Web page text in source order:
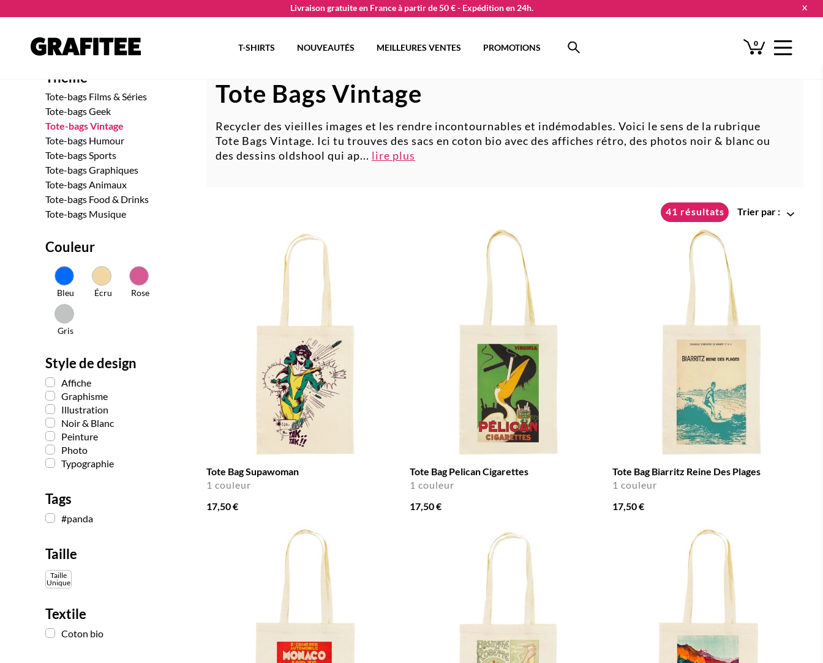
Livraison gratuite en France à partir de 50 € - Expédition en 24h. X
0
T-SHIRTS NOUVEAUTÉS MEILLEURES VENTES PROMOTIONS
Tote Bags Vintage
Recycler des vieilles images et les rendre incontournables et indémodables. Voici le sens de la rubrique
Tote Bags Vintage. Ici tu trouves des sacs en coton bio avec des affiches rétro, des photos noir & blanc ou
des dessins oldshool qui ap... lire plus
Trier par :
41 résultats
Thème
Tote-bags Films & Séries
Tote-bags Geek
Tote-bags Vintage
Tote-bags Humour
Tote-bags Sports
Tote-bags Graphiques
Tote-bags Animaux
Tote-bags Food & Drinks
Tote-bags Musique
Couleur
Bleu Écru Rose
Gris
Style de design
Affiche
Graphisme
Illustration
Noir & Blanc
Peinture
Photo
Typographie
Tags
#panda
Taille
Taille
Unique
Textile
Coton bio
Tote Bag Supawoman
1 couleur
17,50 €
Tote Bag Pelican Cigarettes
1 couleur
17,50 €
Tote Bag Biarritz Reine Des Plages
1 couleur
17,50 €